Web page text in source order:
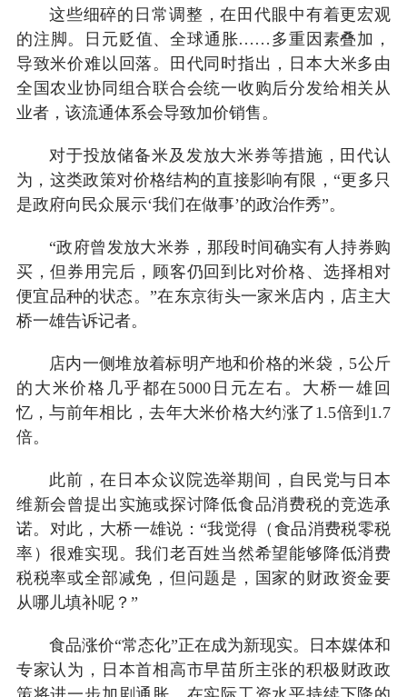
这些细碎的日常调整，在田代眼中有着更宏观
的注脚。日元贬值、全球通胀……多重因素叠加，
导致米价难以回落。田代同时指出，日本大米多由
全国农业协同组合联合会统一收购后分发给相关从
业者，该流通体系会导致加价销售。
对于投放储备米及发放大米券等措施，田代认
为，这类政策对价格结构的直接影响有限，“更多只
是政府向民众展示‘我们在做事’的政治作秀”。
“政府曾发放大米券，那段时间确实有人持券购
买，但券用完后，顾客仍回到比对价格、选择相对
便宜品种的状态。”在东京街头一家米店内，店主大
桥一雄告诉记者。
店内一侧堆放着标明产地和价格的米袋，5公斤
的大米价格几乎都在5000日元左右。大桥一雄回
忆，与前年相比，去年大米价格大约涨了1.5倍到1.7
倍。
此前，在日本众议院选举期间，自民党与日本
维新会曾提出实施或探讨降低食品消费税的竞选承
诺。对此，大桥一雄说：“我觉得（食品消费税零税
率）很难实现。我们老百姓当然希望能够降低消费
税税率或全部减免，但问题是，国家的财政资金要
从哪儿填补呢？”
食品涨价“常态化”正在成为新现实。日本媒体和
专家认为，日本首相高市早苗所主张的积极财政政